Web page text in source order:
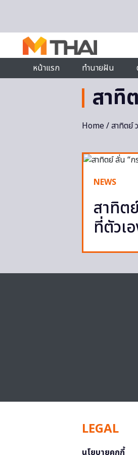
หน้าแรก
ทำนายฝัน
สาทิ
Home/ สาทิตย์
NEWS
สาทิต
ที่ตัวเ
LEGAL
นโยบายคุกกี้